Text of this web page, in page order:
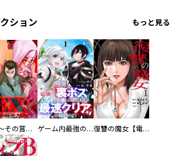
ション もっと見る
EX ～その賞金稼ぎは、世界の出口を探す～【単行本版】 ゲーム内最強の『裏ボス』に転生したので、主人公の代わりに最速クリアを目指します！【電子単行本版】 復讐の魔女【電子単行本版】